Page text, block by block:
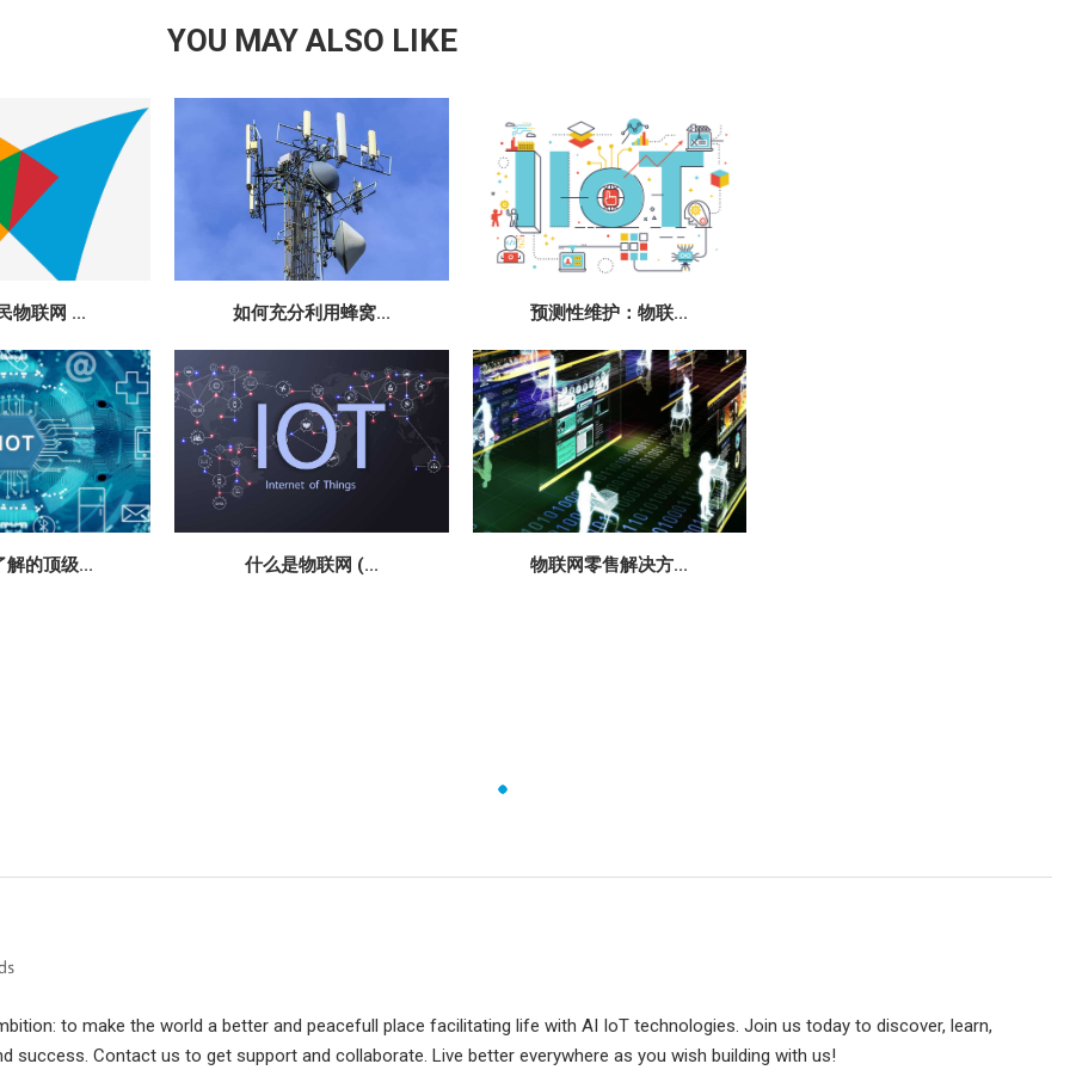
YOU MAY ALSO LIKE
物联网 ... 如何充分利用蜂窝... 预测性维护：物联...
解的顶级... 什么是物联网 (... 物联网零售解决方...
to make the world a better and peacefull place facilitating life with AI IoT technologies. Join us today to discover, learn,
success. Contact us to get support and collaborate. Live better everywhere as you wish building with us!